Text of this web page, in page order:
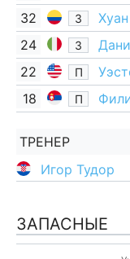
32
З
24
З
22
П
18
П
ТРЕНЕР
Игор Тудор
ЗАПАСНЫЕ